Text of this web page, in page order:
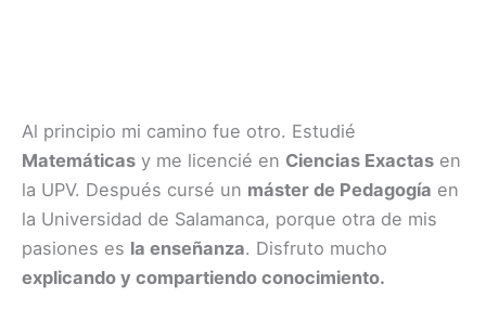
Al principio mi camino fue otro. Estudié
Matemáticas y me licencié en Ciencias Exactas en
la UPV. Después cursé un máster de Pedagogía en
la Universidad de Salamanca, porque otra de mis
pasiones es la enseñanza. Disfruto mucho
explicando y compartiendo conocimiento.